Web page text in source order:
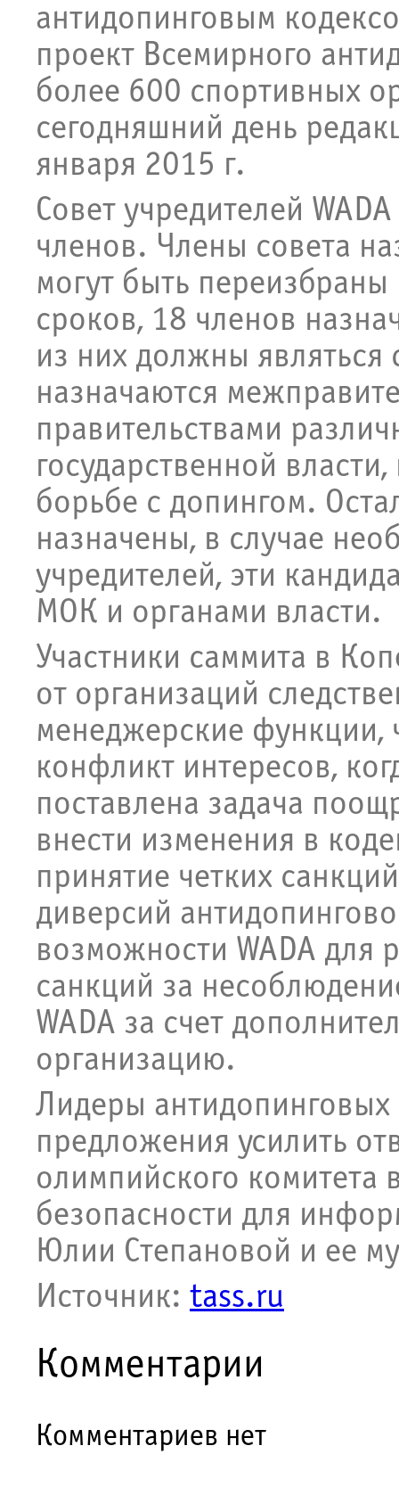
антидопинговым
проект Всемирного
более 600 спортивных
сегодняшний день
января 2015 г.
Совет учредителей
членов. Члены совета
могут быть
сроков, 18 членов
из них должны
назначаются
правительствами
государственной
борьбе с допингом.
назначены, в случае
учредителей, эти
МОК и органами власти.
Участники саммита в
от организаций
менеджерские функции,
конфликт интересов,
поставлена задача
внести изменения в
принятие четких
диверсий
возможности WADA для
санкций за
WADA за счет
организацию.
Лидеры антидопинговых
предложения усилить
олимпийского комитета
безопасности для
Юлии Степановой и ее
​Источник: tass.ru
Комментарии
Комментариев нет